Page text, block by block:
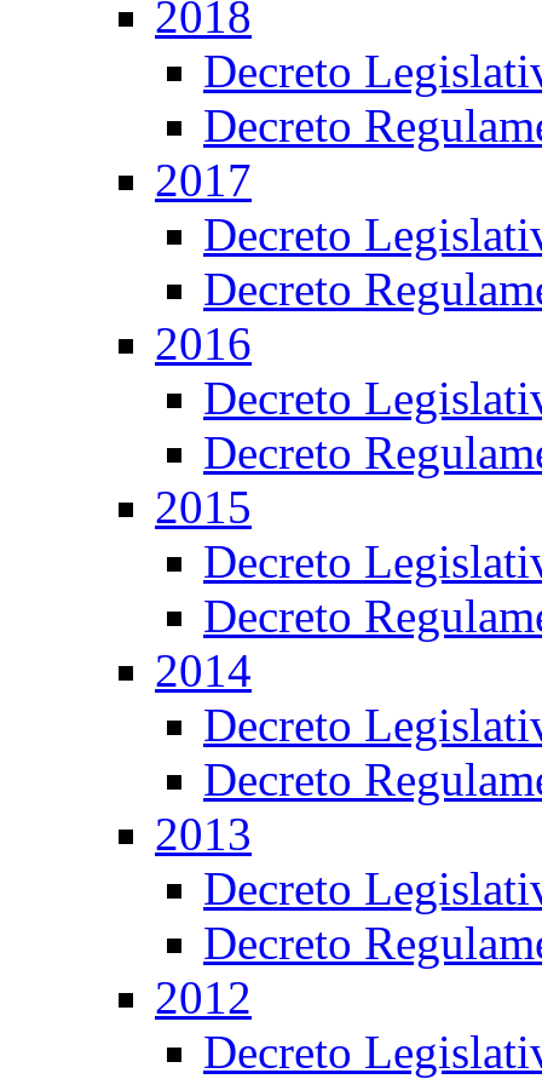
2018
Decreto
Decreto
2017
Decreto
Decreto
2016
Decreto
Decreto
2015
Decreto
Decreto
2014
Decreto
Decreto
2013
Decreto
Decreto
2012
Decreto